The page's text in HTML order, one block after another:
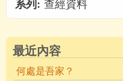
系列: 查經資料
最近內容
何處是吾家？